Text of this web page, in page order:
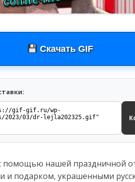
Скачать GIF
помощью нашей праздничной
подарком, украшенными